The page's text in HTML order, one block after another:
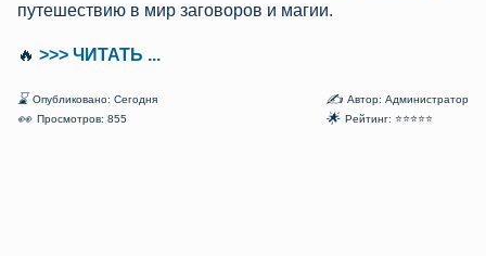
путешествию в мир заговоров и магии.
🔥 >>> ЧИТАТЬ ...
⌛ Опубликовано: Сегодня
👀 Просмотров: 855
✍ Автор: Администратор
🌟 Рейтинг: ⭐⭐⭐⭐⭐